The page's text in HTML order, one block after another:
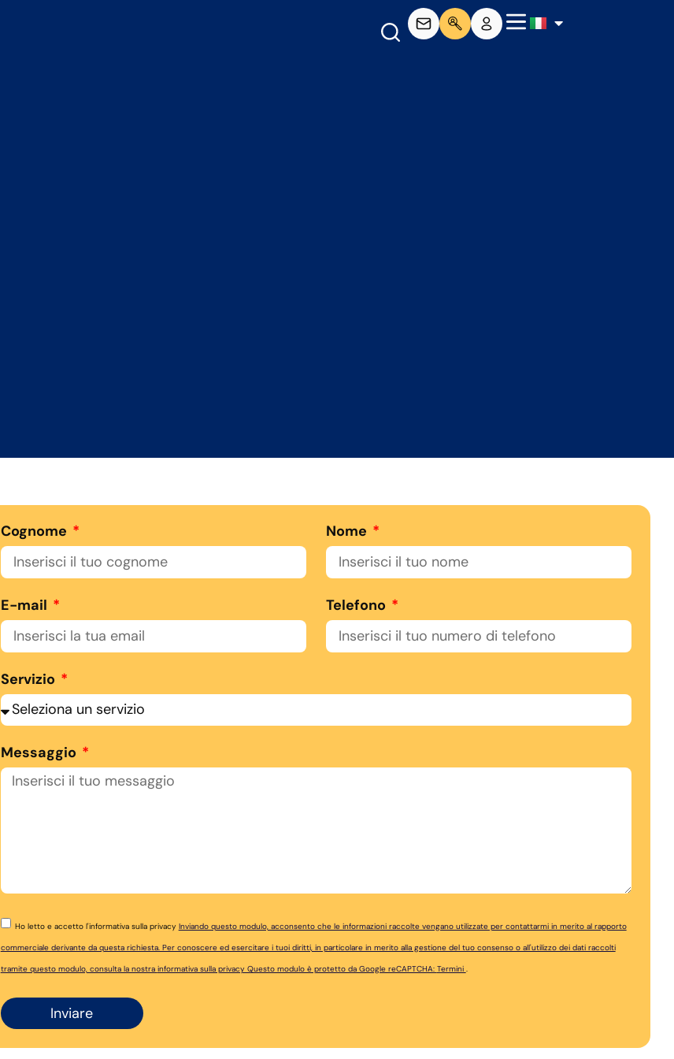
Cognome Nome
E-mail Telefono
Servizio
Messaggio
Ho letto e accetto l'informativa sulla privacy Inviando questo modulo, acconsento che le informazioni raccolte vengano utilizzate per contattarmi in merito al rapporto
commerciale derivante da questa richiesta. Per conoscere ed esercitare i tuoi diritti, in particolare in merito alla gestione del tuo consenso o all'utilizzo dei dati raccolti
tramite questo modulo, consulta la nostra informativa sulla privacy Questo modulo è protetto da Google reCAPTCHA: Termini .
Inviare